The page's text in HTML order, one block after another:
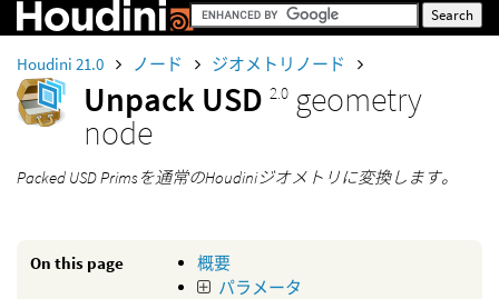
Houdini 21.0 ノード ジオメトリノード
Unpack USD 2.0 geometry
node
Packed USD Primsを通常のHoudiniジオメトリに変換します。
On this page
概要
パラメータ